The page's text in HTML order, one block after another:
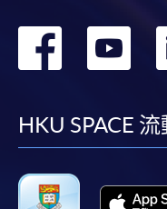
轉
HKU SPACE